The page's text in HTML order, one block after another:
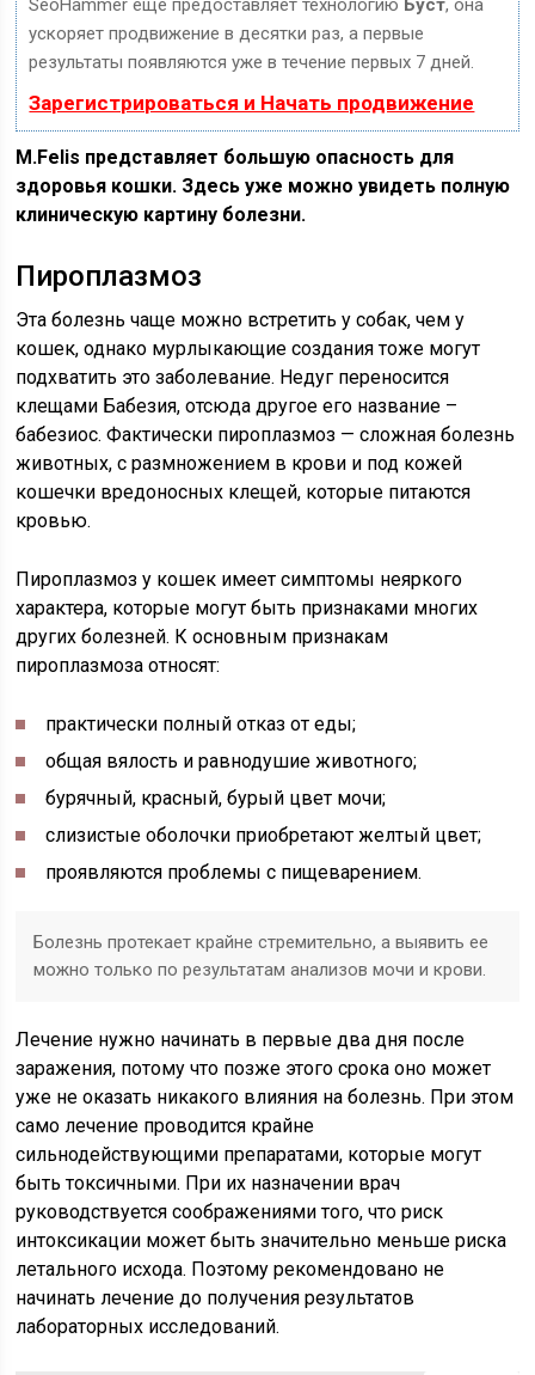
SeoHammer еще предоставляет технологию Буст, она
ускоряет продвижение в десятки раз, а первые
результаты появляются уже в течение первых 7 дней.
Зарегистрироваться и Начать продвижение
М.Felis представляет большую опасность для
здоровья кошки. Здесь уже можно увидеть полную
клиническую картину болезни.
Пироплазмоз
Эта болезнь чаще можно встретить у собак, чем у
кошек, однако мурлыкающие создания тоже могут
подхватить это заболевание. Недуг переносится
клещами Бабезия, отсюда другое его название –
бабезиос. Фактически пироплазмоз — сложная болезнь
животных, с размножением в крови и под кожей
кошечки вредоносных клещей, которые питаются
кровью.
Пироплазмоз у кошек имеет симптомы неяркого
характера, которые могут быть признаками многих
других болезней. К основным признакам
пироплазмоза относят:
практически полный отказ от еды;
общая вялость и равнодушие животного;
бурячный, красный, бурый цвет мочи;
слизистые оболочки приобретают желтый цвет;
проявляются проблемы с пищеварением.
Болезнь протекает крайне стремительно, а выявить ее
можно только по результатам анализов мочи и крови.
Лечение нужно начинать в первые два дня после
заражения, потому что позже этого срока оно может
уже не оказать никакого влияния на болезнь. При этом
само лечение проводится крайне
сильнодействующими препаратами, которые могут
быть токсичными. При их назначении врач
руководствуется соображениями того, что риск
интоксикации может быть значительно меньше риска
летального исхода. Поэтому рекомендовано не
начинать лечение до получения результатов
лабораторных исследований.